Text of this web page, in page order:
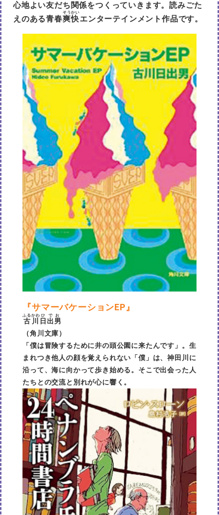
心地よい友だち関係をつくっていきます。読みごた
えのある青春爽快
そうかい
エンターテインメント作品です。
『サマーバケーションEP』
古川
ふるかわ
日出男
ひでお
（角川文庫）
「僕は冒険するために井の頭公園に来たんです」。生
まれつき他人の顔を覚えられない「僕」は、神田川に
沿って、海に向かって歩き始める。そこで出会った人
たちとの交流と別れが心に響く。